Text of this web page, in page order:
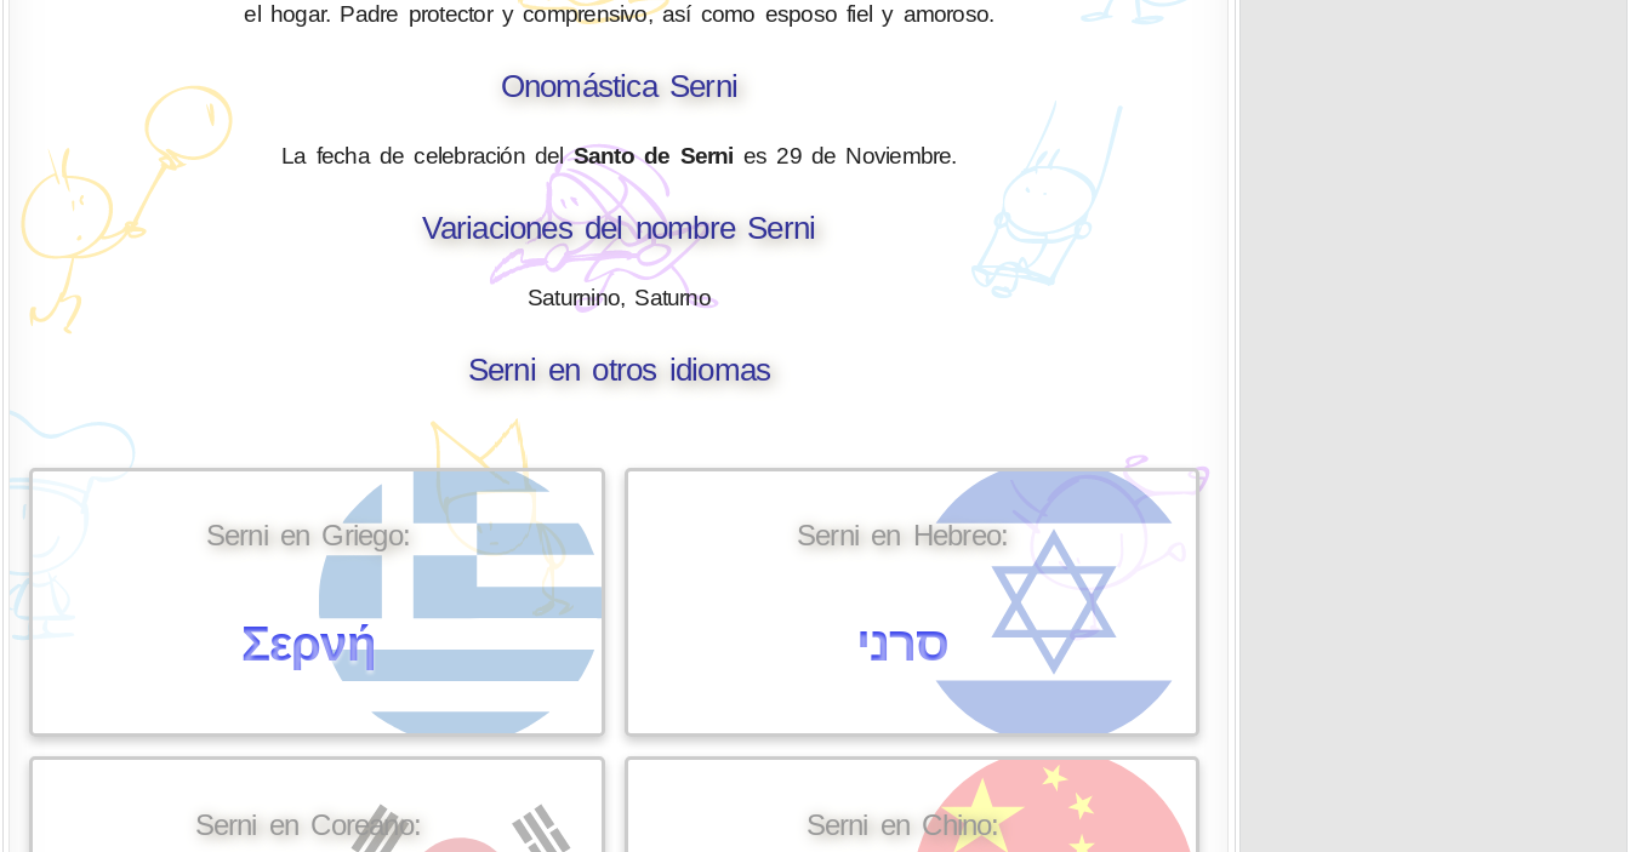
el hogar. Padre protector y comprensivo, así como esposo fiel y amoroso.
Onomástica Serni
La fecha de celebración delSanto de Serni es 29 de Noviembre.
Variaciones del nombre Serni
Saturnino, Saturno
Serni en otros idiomas
Serni en Griego:
Σερνή
Serni en Hebreo:
סרני
Serni en Coreano: Serni en Chino: